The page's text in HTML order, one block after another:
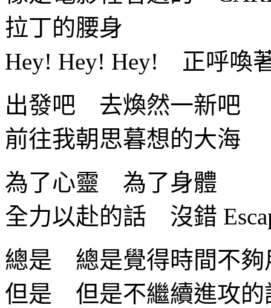
拉丁的腰身
Hey! Hey! Hey! 正呼喚
出發吧 去煥然一新吧
前往我朝思暮想的大海
為了心靈 為了身體
全力以赴的話 沒錯
總是 總是覺得時間不夠
但是 但是不繼續進攻的